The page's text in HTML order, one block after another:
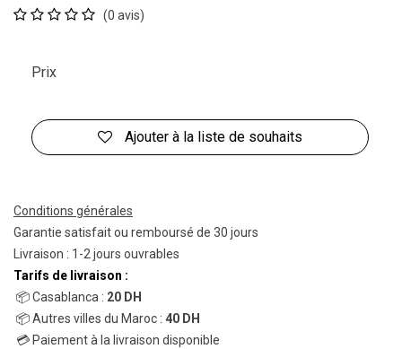
(0 avis)
Ajouter à la liste de souhaits
Prix
Conditions générales
Garantie satisfait ou remboursé de 30 jours
Livraison : 1-2 jours ouvrables
Tarifs de livraison :
📦 Casablanca : 20 DH
📦 Autres villes du Maroc : 40 DH
💳 Paiement à la livraison disponible